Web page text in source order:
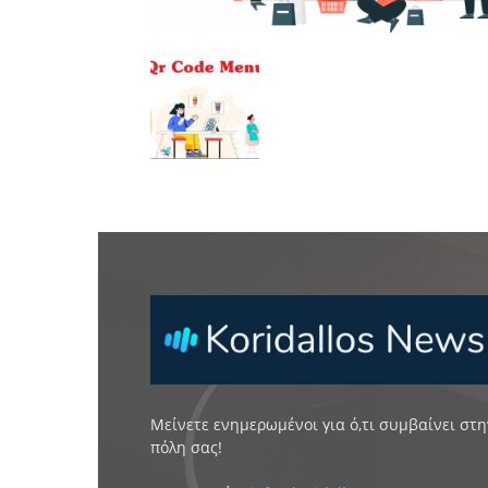
Μείνετε ενημερωμένοι για ό,τι συμβαίνει
πόλη σας!